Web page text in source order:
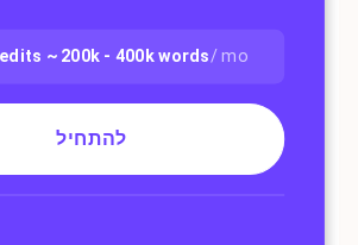
~ 200k - 400kwords/ mo
להתחיל